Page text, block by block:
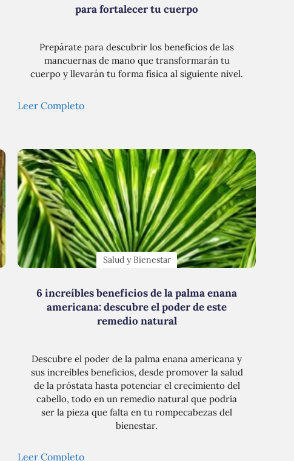
para fortalecer tu cuerpo
Prepárate para descubrir los beneficios de las
mancuernas de mano que transformarán tu
cuerpo y llevarán tu forma física al siguiente nivel.
Leer Completo
Salud y Bienestar
6 increíbles beneficios de la palma enana
americana: descubre el poder de este
remedio natural
Descubre el poder de la palma enana americana y
sus increíbles beneficios, desde promover la salud
de la próstata hasta potenciar el crecimiento del
cabello, todo en un remedio natural que podría
ser la pieza que falta en tu rompecabezas del
bienestar.
Leer Completo